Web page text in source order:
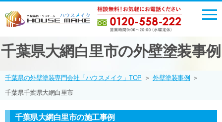
千葉県大網白里市の外壁塗装事例
千葉県の外壁塗装専門会社「ハウスメイク」TOP ＞ 外壁塗装事例
＞
千葉県千葉県大網白里市
千葉県大網白里市の施工事例